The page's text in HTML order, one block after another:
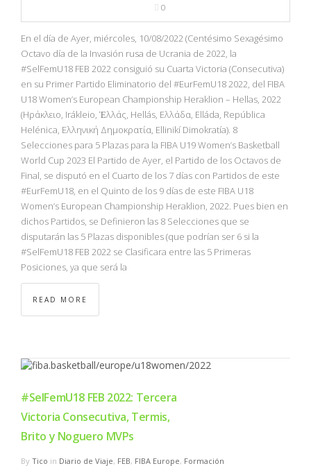
0
En el día de Ayer, miércoles, 10/08/2022 (Centésimo Sexagésimo
Octavo día de la Invasión rusa de Ucrania de 2022, la
#SelFemU18 FEB 2022 consiguió su Cuarta Victoria (Consecutiva)
en su Primer Partido Eliminatorio del #EurFemU18 2022, del FIBA
U18 Women’s European Championship Heraklion – Hellas, 2022
(Ηράκλειο, Irákleio, Ἑλλάς, Hellás, Ελλάδα, Elláda, República
Helénica, Ελληνική Δημοκρατία, Ellinikí Dimokratía). 8
Selecciones para 5 Plazas para la FIBA U19 Women’s Basketball
World Cup 2023 El Partido de Ayer, el Partido de los Octavos de
Final, se disputó en el Cuarto de los 7 días con Partidos de este
#EurFemU18, en el Quinto de los 9 días de este FIBA U18
Women’s European Championship Heraklion, 2022. Pues bien en
dichos Partidos, se Definieron las 8 Selecciones que se
disputarán las 5 Plazas disponibles (que podrían ser 6 si la
#SelFemU18 FEB 2022 se Clasificara entre las 5 Primeras
Posiciones, ya que será la
READ MORE
#SelFemU18 FEB 2022: Tercera
Victoria Consecutiva, Termis,
Brito y Noguero MVPs
By Tico in Diario de Viaje, FEB, FIBA Europe, Formación